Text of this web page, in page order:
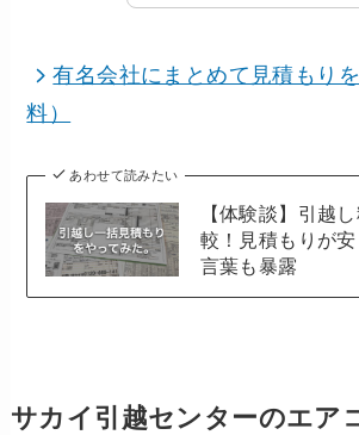
有名会社にまとめて見積もり
料）
あわせて読みたい
【体験談】引越
較！見積もりが
言葉も暴露
サカイ引越センターのエア